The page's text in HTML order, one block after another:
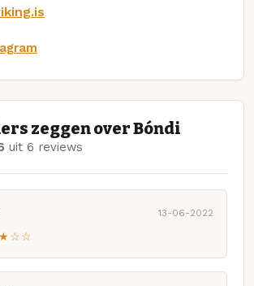
zeggen over Bóndi
uit 6 reviews
13-06-2022